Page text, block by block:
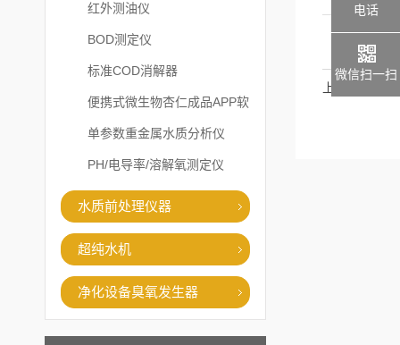
红外测油仪
BOD测定仪
标准COD消解器
便携式微生物杏仁成品APP软
件直播大全
单参数重金属水质分析仪
PH/电导率/溶解氧测定仪
水质前处理仪器
超纯水机
净化设备臭氧发生器
上一篇
电话
微信扫一扫